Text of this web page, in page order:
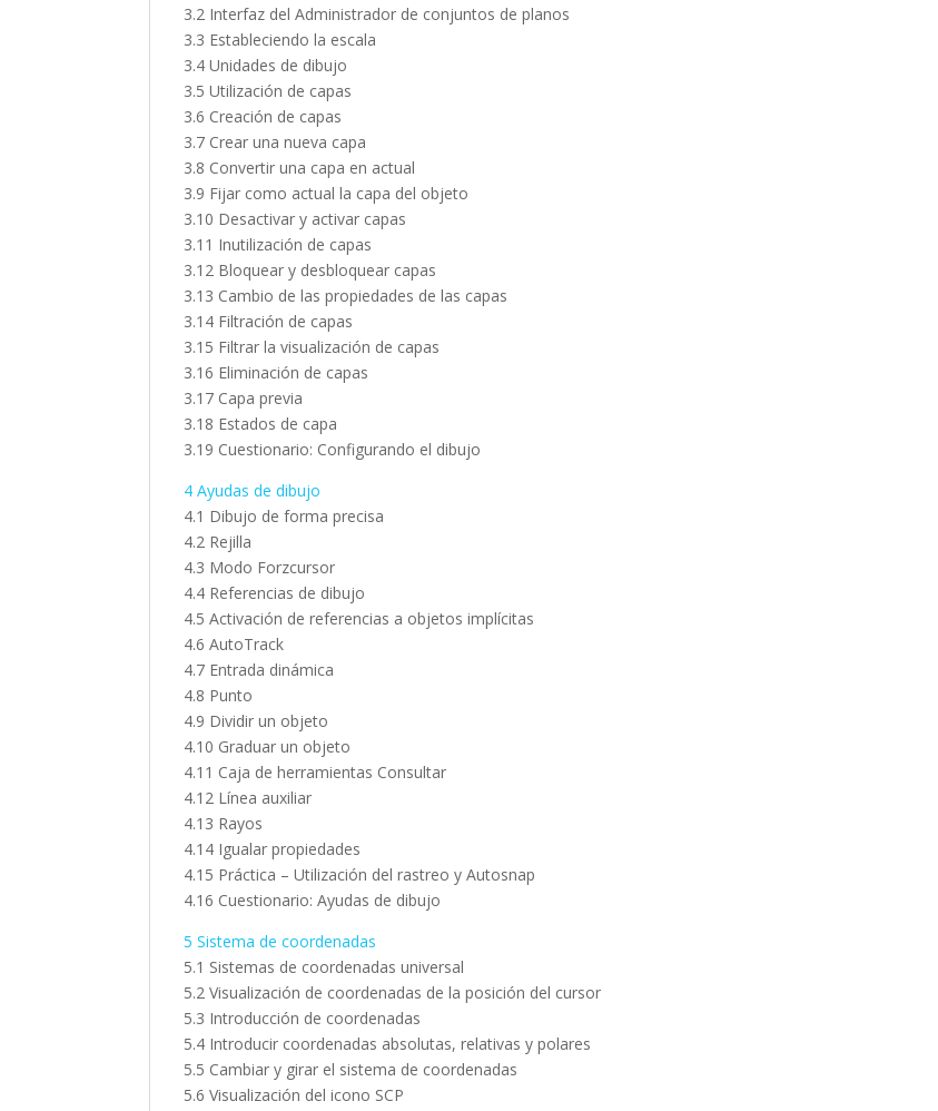
3.2 Interfaz del Administrador de conjuntos de planos
3.3 Estableciendo la escala
3.4 Unidades de dibujo
3.5 Utilización de capas
3.6 Creación de capas
3.7 Crear una nueva capa
3.8 Convertir una capa en actual
3.9 Fijar como actual la capa del objeto
3.10 Desactivar y activar capas
3.11 Inutilización de capas
3.12 Bloquear y desbloquear capas
3.13 Cambio de las propiedades de las capas
3.14 Filtración de capas
3.15 Filtrar la visualización de capas
3.16 Eliminación de capas
3.17 Capa previa
3.18 Estados de capa
3.19 Cuestionario: Configurando el dibujo
4 Ayudas de dibujo
4.1 Dibujo de forma precisa
4.2 Rejilla
4.3 Modo Forzcursor
4.4 Referencias de dibujo
4.5 Activación de referencias a objetos implícitas
4.6 AutoTrack
4.7 Entrada dinámica
4.8 Punto
4.9 Dividir un objeto
4.10 Graduar un objeto
4.11 Caja de herramientas Consultar
4.12 Línea auxiliar
4.13 Rayos
4.14 Igualar propiedades
4.15 Práctica – Utilización del rastreo y Autosnap
4.16 Cuestionario: Ayudas de dibujo
5 Sistema de coordenadas
5.1 Sistemas de coordenadas universal
5.2 Visualización de coordenadas de la posición del cursor
5.3 Introducción de coordenadas
5.4 Introducir coordenadas absolutas, relativas y polares
5.5 Cambiar y girar el sistema de coordenadas
5.6 Visualización del icono SCP